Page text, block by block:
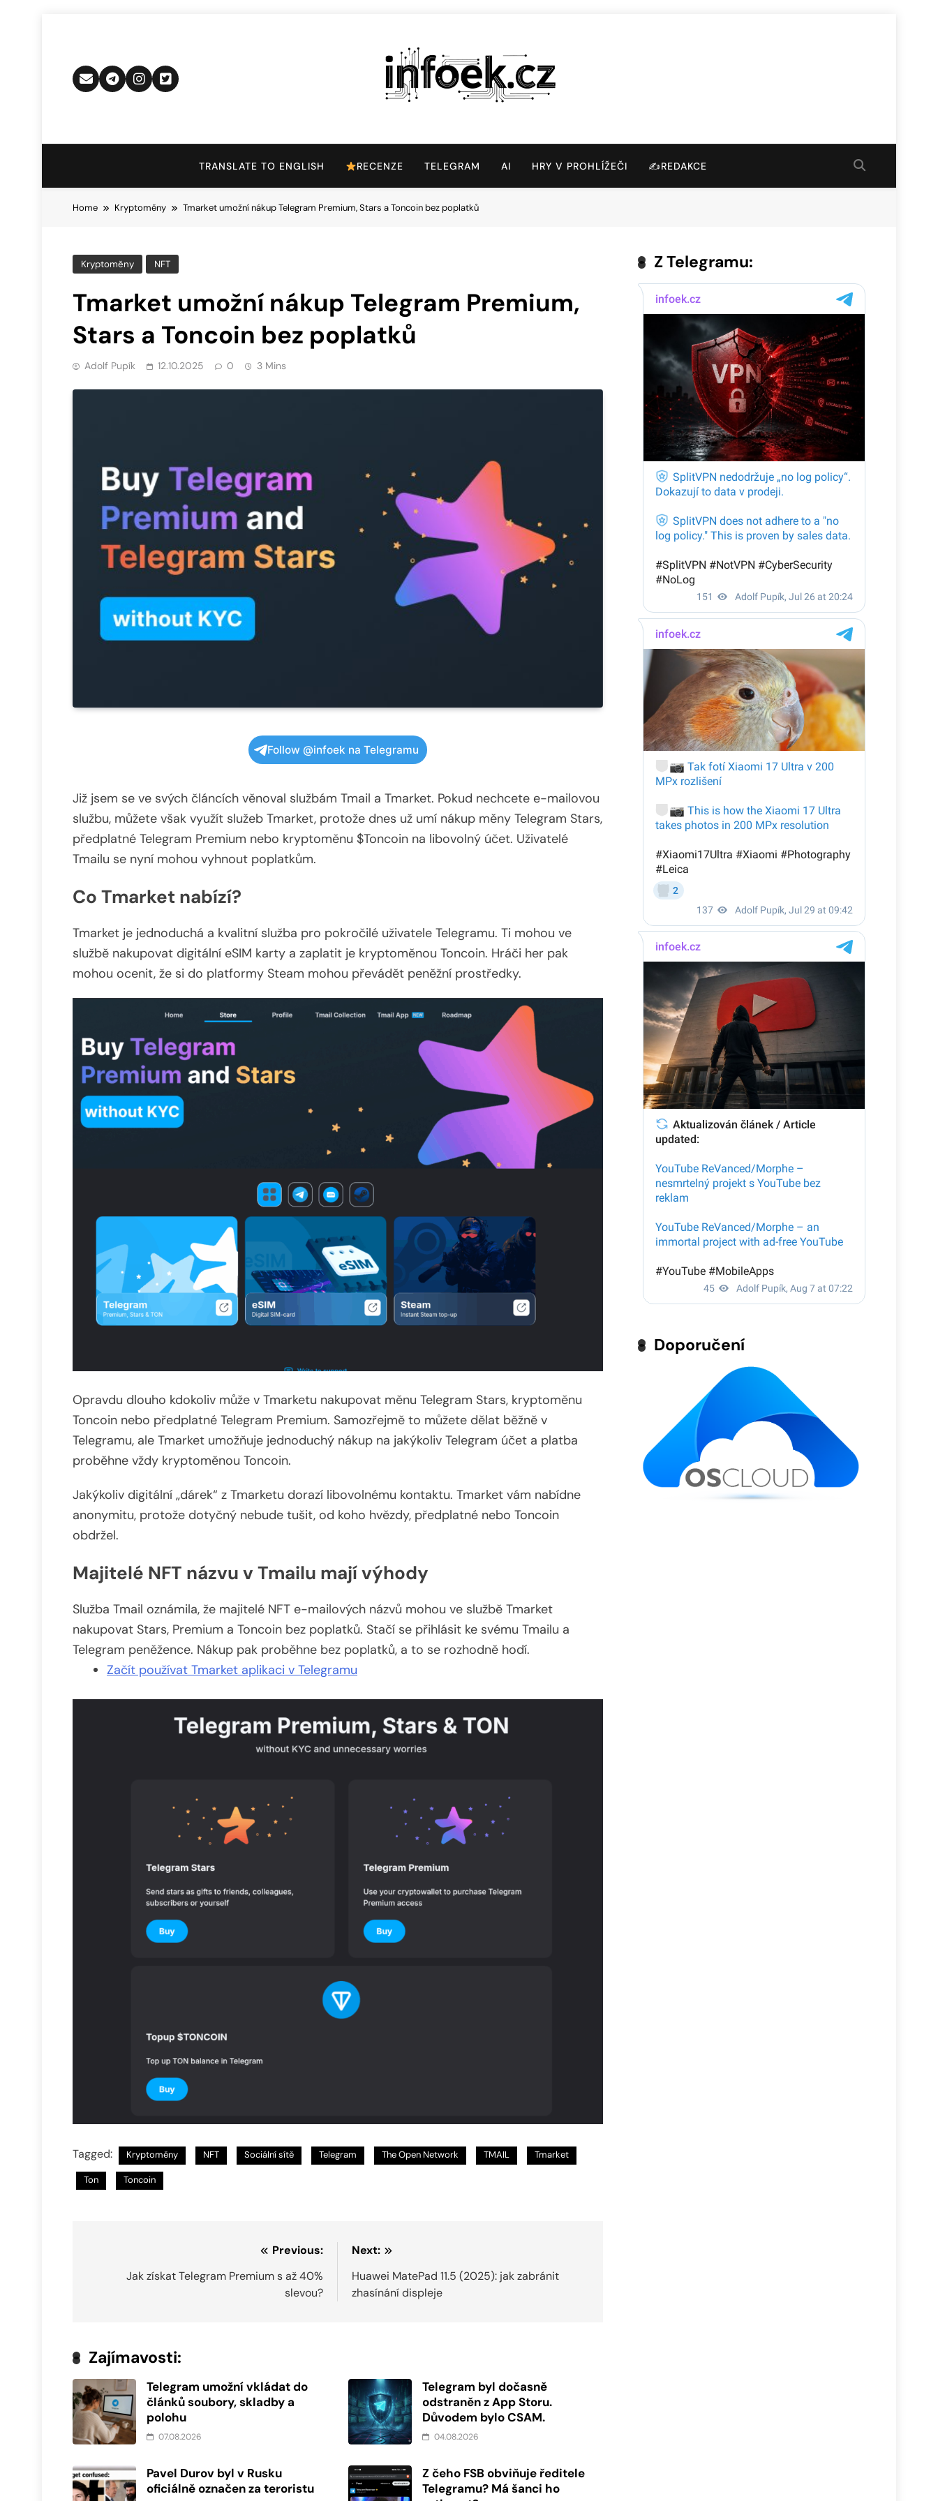
Infoek.cz
TRANSLATE TO ENGLISH RECENZE TELEGRAM AI HRY V PROHLÍŽEČI ✍️REDAKCE
Home Kryptoměny Tmarket umožní nákup Telegram Premium, Stars a Toncoin bez poplatků
Kryptoměny NFT
Tmarket umožní nákup Telegram Premium,
Stars a Toncoin bez poplatků
Adolf Pupík 12.10.2025 0 3 Mins
Follow @infoek na Telegramu
Již jsem se ve svých článcích věnoval službám Tmail a Tmarket. Pokud nechcete e-mailovou
službu, můžete však využít služeb Tmarket, protože dnes už umí nákup měny Telegram Stars,
předplatné Telegram Premium nebo kryptoměnu $Toncoin na libovolný účet. Uživatelé
Tmailu se nyní mohou vyhnout poplatkům.
Co Tmarket nabízí?
Tmarket je jednoduchá a kvalitní služba pro pokročilé uživatele Telegramu. Ti mohou ve
službě nakupovat digitální eSIM karty a zaplatit je kryptoměnou Toncoin. Hráči her pak
mohou ocenit, že si do platformy Steam mohou převádět peněžní prostředky.
Opravdu dlouho kdokoliv může v Tmarketu nakupovat měnu Telegram Stars, kryptoměnu
Toncoin nebo předplatné Telegram Premium. Samozřejmě to můžete dělat běžně v
Telegramu, ale Tmarket umožňuje jednoduchý nákup na jakýkoliv Telegram účet a platba
proběhne vždy kryptoměnou Toncoin.
Jakýkoliv digitální „dárek“ z Tmarketu dorazí libovolnému kontaktu. Tmarket vám nabídne
anonymitu, protože dotyčný nebude tušit, od koho hvězdy, předplatné nebo Toncoin
obdržel.
Majitelé NFT názvu v Tmailu mají výhody
Služba Tmail oznámila, že majitelé NFT e-mailových názvů mohou ve službě Tmarket
nakupovat Stars, Premium a Toncoin bez poplatků. Stačí se přihlásit ke svému Tmailu a
Telegram peněžence. Nákup pak proběhne bez poplatků, a to se rozhodně hodí.
Začít používat Tmarket aplikaci v Telegramu
Tagged: Kryptoměny NFT Sociální sítě Telegram The Open Network TMAIL Tmarket
Ton Toncoin
Previous:
Jak získat Telegram Premium s až 40%
slevou?
Next:
Huawei MatePad 11.5 (2025): jak zabránit
zhasínání displeje
Zajímavosti:
Telegram umožní vkládat do
článků soubory, skladby a
polohu
07.08.2026
Telegram byl dočasně
odstraněn z App Storu.
Důvodem bylo CSAM.
04.08.2026
Pavel Durov byl v Rusku
oficiálně označen za teroristu
Z čeho FSB obviňuje ředitele
Telegramu? Má šanci ho
Z Telegramu:
Doporučení